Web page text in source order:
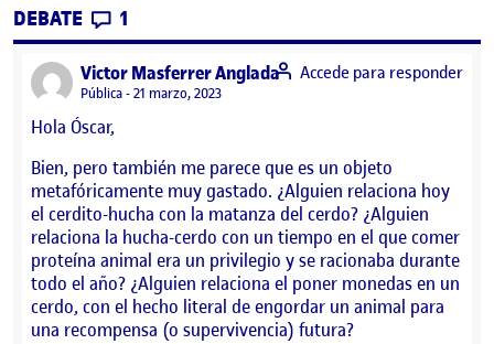
DEBATE CONTRIBUTIONS
1
Victor Masferrer Angladasays:
Visibilidad:
Pública 21 marzo, 2023
Hola Óscar,
Bien, pero también me parece que es un objeto
metafóricamente muy gastado. ¿Alguien relaciona hoy
el cerdito-hucha con la matanza del cerdo? ¿Alguien
relaciona la hucha-cerdo con un tiempo en el que comer
proteína animal era un privilegio y se racionaba durante
todo el año? ¿Alguien relaciona el poner monedas en un
cerdo, con el hecho literal de engordar un animal para
una recompensa (o supervivencia) futura?
Accede para responder